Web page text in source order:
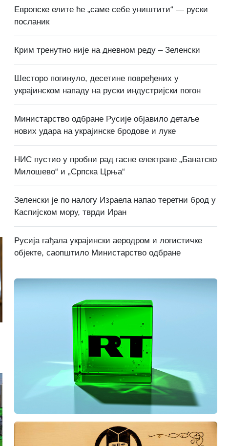
Европске елите ће „саме себе уништити“ — руски
посланик
Крим тренутно није на дневном реду – Зеленски
Шесторо погинуло, десетине повређених у
украјинском нападу на руски индустријски погон
Министарство одбране Русије објавило детаље
нових удара на украјинске бродове и луке
НИС пустио у пробни рад гасне електране „Банатско
Милошево“ и „Српска Црња“
Зеленски је по налогу Израела напао теретни брод у
Каспијском мору, тврди Иран
Русија гађала украјински аеродром и логистичке
објекте, саопштило Министарство одбране